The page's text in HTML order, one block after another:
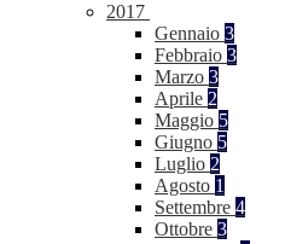
2017
Gennaio 3
Febbraio 3
Marzo 3
Aprile 2
Maggio 5
Giugno 5
Luglio 2
Agosto 1
Settembre 4
Ottobre 3